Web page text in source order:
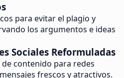
para evitar el plagio y
los argumentos e ideas
Sociales Reformuladas
contenido para redes
frescos y atractivos.